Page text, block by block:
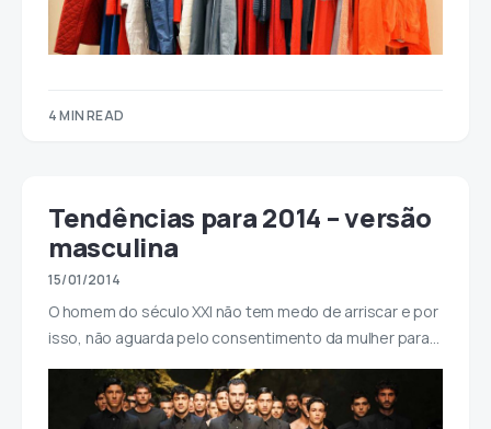
4 MIN READ
Tendências para 2014 – versão
masculina
15/01/2014
O homem do século XXI não tem medo de arriscar e por
isso, não aguarda pelo consentimento da mulher para…